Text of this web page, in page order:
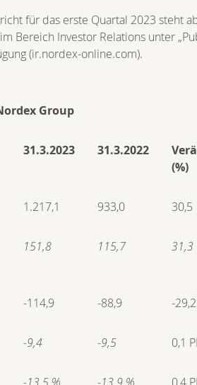
für das erste Quartal 2023 steht
Bereich Investor Relations unter
(ir.nordex-online.com).
Group
31.3.2023 31.3.2022
(%)
1.217,1 933,0 30,5
151,8 115,7 31,3
-114,9 -88,9 -29,2
-9,4 -9,5 0,1
-13,5 % -13,9 %